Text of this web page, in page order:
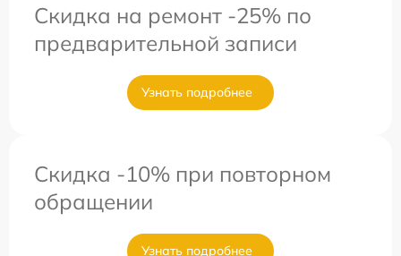
Скидка на ремонт -25% по
предварительной записи
Узнать подробнее
Скидка -10% при повторном
обращении
Узнать подробнее